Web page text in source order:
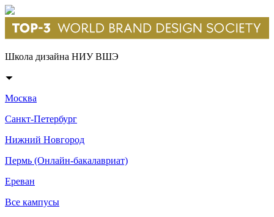
Школа дизайна НИУ ВШЭ
Москва
Санкт-Петербург
Нижний Новгород
Пермь (Онлайн-бакалавриат)
Ереван
Все кампусы